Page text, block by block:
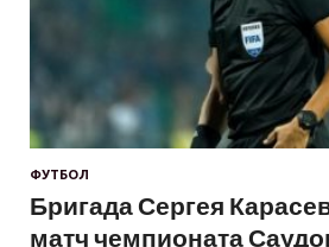
ФУТБОЛ
Бригада Сергея
матч чемпионата